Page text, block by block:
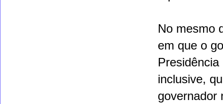
No mesmo
em que o
inclusive,
governador